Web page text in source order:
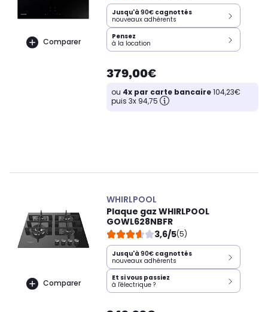
Comparer
Jusqu'à 90€ cagnottés
nouveaux adhérents
Pensez
à la location
379,00€
ou 4x par carte bancaire104,23€
puis 3x 94,75
Comparer
WHIRLPOOL
Plaque gaz WHIRLPOOL
GOWL628NBFR
3,6/5(5)
Jusqu'à 90€ cagnottés
nouveaux adhérents
Et si vous passiez
à l'électrique ?